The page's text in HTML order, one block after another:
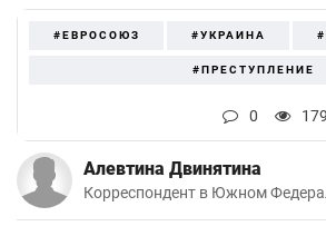
#ЕВРОСОЮЗ #УКРАИНА
#ПРЕСТУПЛЕНИЕ
0
Алевтина Двинятина
Корреспондент в Южном